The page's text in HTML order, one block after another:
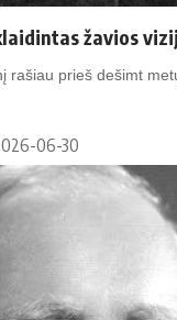
žavios
rašiau prieš dešimt
06-30